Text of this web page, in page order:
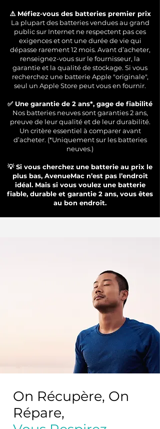
⚠️ Méfiez-vous des batteries premier prix
La plupart des batteries vendues au grand
public sur Internet ne respectent pas ces
exigences et ont une durée de vie qui
dépasse rarement 12 mois. Avant d’acheter,
renseignez-vous sur le fournisseur, la
garantie et la qualité de stockage. Si vous
recherchez une batterie Apple "originale",
seul un Apple Store peut vous en fournir.
✅ Une garantie de 2 ans*, gage de fiabilité
Nos batteries neuves sont garanties 2 ans,
preuve de leur qualité et de leur durabilité.
Un critère essentiel à comparer avant
d’acheter. (*Uniquement sur les batteries
neuves.)
💡 Si vous cherchez une batterie au prix le
plus bas, AvenueMac n’est pas l’endroit
idéal. Mais si vous voulez une batterie
fiable, durable et garantie 2 ans, vous êtes
au bon endroit.
On Récupère, On
Répare,